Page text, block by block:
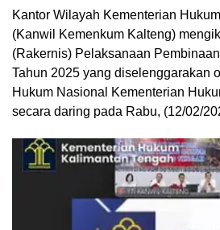
Kantor Wilayah Kementerian
(Kanwil Kemenkum Kalteng)
(Rakernis) Pelaksanaan
Tahun 2025 yang diselenggarakan
Hukum Nasional Kementerian
secara daring pada Rabu, (12/02/